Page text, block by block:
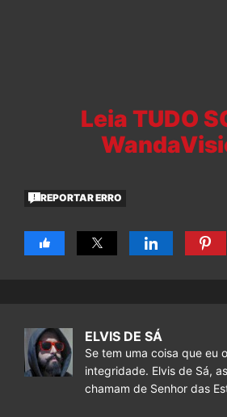
Leia TUDO
REPORTAR ERRO
ELVIS DE SÁ
Se tem uma coisa que eu
integridade. Elvis de Sá,
chamam de Senhor das